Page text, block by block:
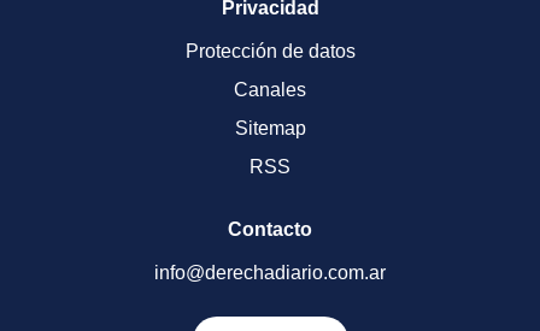
Privacidad
Protección de datos
Canales
Sitemap
RSS
Contacto
info@derechadiario.com.ar